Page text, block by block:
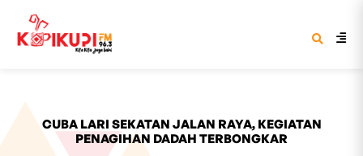
CUBA LARI SEKATAN JALAN RAYA, KEGIATAN
PENAGIHAN DADAH TERBONGKAR